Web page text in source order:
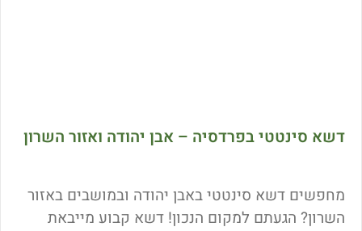
דשא סינטטי בפרדסיה – אבן יהודה ואזור השרון
מחפשים דשא סינטטי באבן יהודה ובמושבים באזור
השרון? הגעתם למקום הנכון! דשא קבוע מייבאת